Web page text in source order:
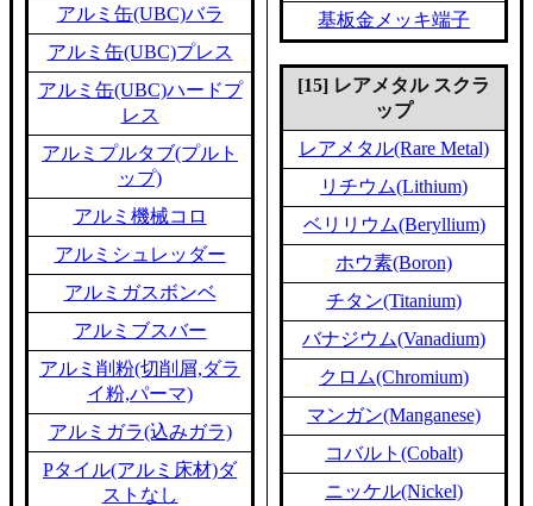
アルミ缶(UBC)バラ
アルミ缶(UBC)プレス
アルミ缶(UBC)ハードプ
レス
アルミプルタブ(プルト
ップ)
アルミ機械コロ
アルミシュレッダー
アルミガスボンベ
アルミブスバー
アルミ削粉(切削屑,ダラ
イ粉,パーマ)
アルミガラ(込みガラ)
Pタイル(アルミ床材)ダ
ストなし
基板金メッキ端子
[15] レアメタル スクラ
ップ
レアメタル(Rare Metal)
リチウム(Lithium)
ベリリウム(Beryllium)
ホウ素(Boron)
チタン(Titanium)
バナジウム(Vanadium)
クロム(Chromium)
マンガン(Manganese)
コバルト(Cobalt)
ニッケル(Nickel)